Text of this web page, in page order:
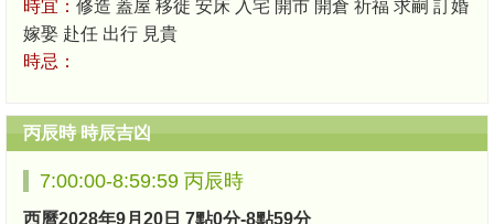
時宜： 修造 蓋屋 移徙 安床 入宅 開市 開倉 祈福 求嗣 訂婚
嫁娶 赴任 出行 見貴
時忌：
丙辰時 時辰吉凶
7:00:00-8:59:59 丙辰時
西曆2028年9月20日 7點0分-8點59分